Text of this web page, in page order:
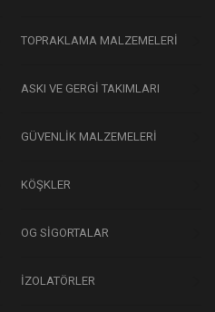
TOPRAKLAMA MALZEMELERİ
ASKI VE GERGİ TAKIMLARI
GÜVENLİK MALZEMELERİ
KÖŞKLER
OG SİGORTALAR
İZOLATÖRLER